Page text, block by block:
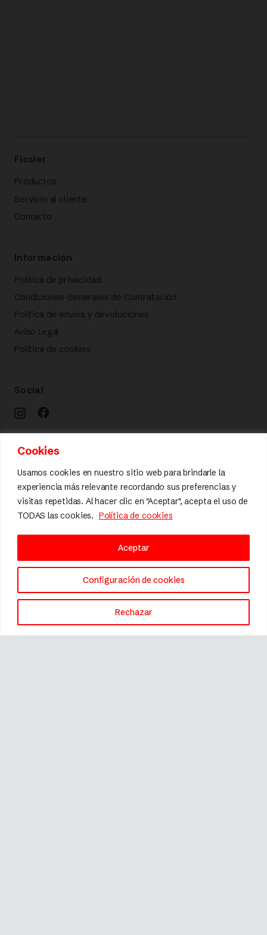
Cookies
Usamos cookies en nuestro sitio web para brindarle la
experiencia más relevante recordando sus preferencias y
visitas repetidas. Al hacer clic en "Aceptar", acepta el uso de
TODAS las cookies. Política de cookies
Configuración de cookies
Rechazar
Aceptar
Fissler
Productos
Servicio al cliente
Contacto
Información
Política de privacidad
Condiciones Generales de Contratación
Política de envíos y devoluciones
Aviso Legal
Política de cookies
Social
Calidad y diseño